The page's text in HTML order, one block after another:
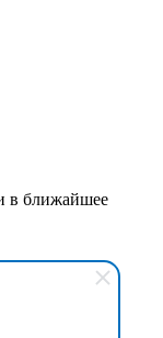
в ближайшее